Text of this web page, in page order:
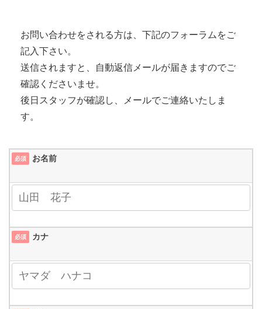
お問い合わせをされる方は、下記のフォーラムをご
記入下さい。
送信されますと、自動返信メールが届きますのでご
確認くださいませ。
後日スタッフが確認し、メールでご連絡いたしま
す。
必須 お名前
必須 カナ